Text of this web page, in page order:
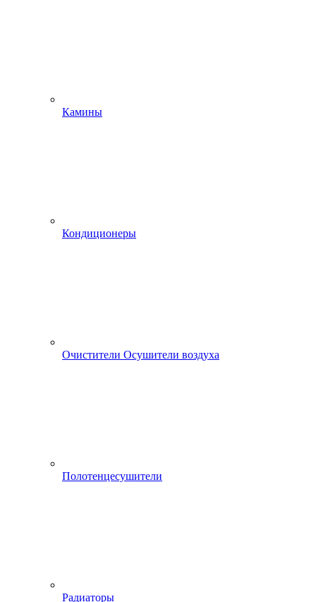
Камины
Кондиционеры
Очистители Осушители воздуха
Полотенцесушители
Радиаторы